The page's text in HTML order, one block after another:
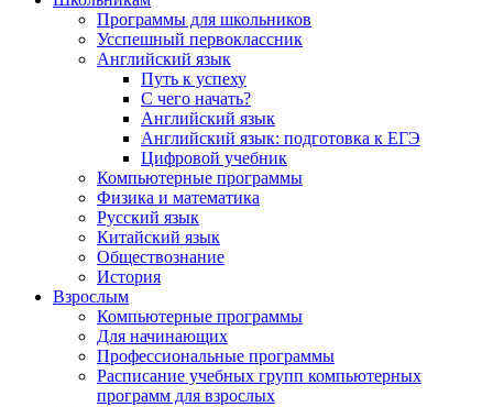
Программы для школьников
Усспешный первоклассник
Английский язык
Путь к успеху
С чего начать?
Английский язык
Английский язык: подготовка к ЕГЭ
Цифровой учебник
Компьютерные программы
Физика и математика
Русский язык
Китайский язык
Обществознание
История
Взрослым
Компьютерные программы
Для начинающих
Профессиональные программы
Расписание учебных групп компьютерных
программ для взрослых